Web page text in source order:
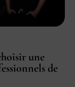
une
de